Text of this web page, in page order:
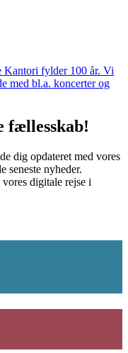
Kantori fylder 100 år. Vi
med bl.a. koncerter og
fællesskab!
dig opdateret med vores
seneste nyheder.
digitale rejse i